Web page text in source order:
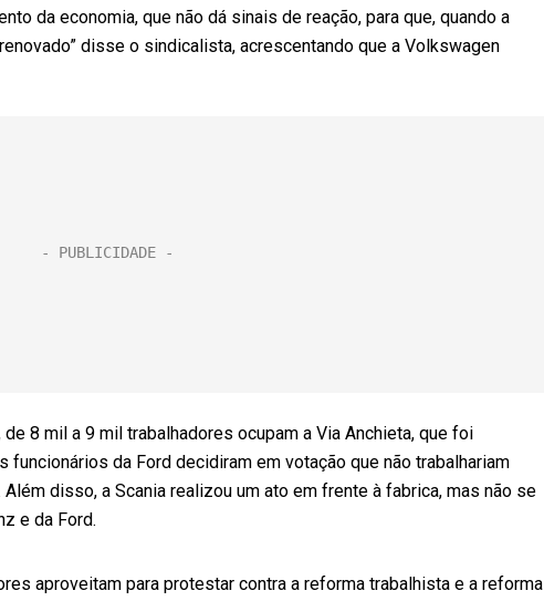
da economia, que não dá sinais de reação, para que, quando a
disse o sindicalista, acrescentando que a Volkswagen
8 mil a 9 mil trabalhadores ocupam a Via Anchieta, que foi
da Ford decidiram em votação que não trabalhariam
disso, a Scania realizou um ato em frente à fabrica, mas não se
e da Ford.
aproveitam para protestar contra a reforma trabalhista e a reforma